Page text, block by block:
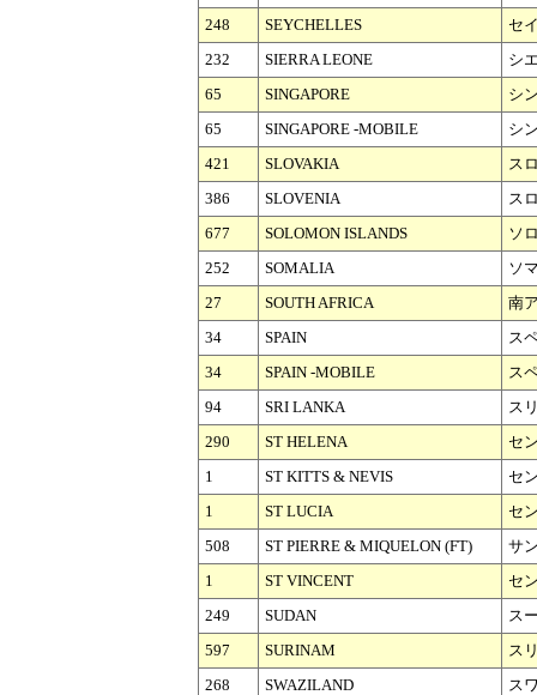
248
SEYCHELLES
セ
232
SIERRA LEONE
シ
65
SINGAPORE
シ
65
SINGAPORE -MOBILE
シ
421
SLOVAKIA
ス
386
SLOVENIA
ス
677
SOLOMON ISLANDS
ソ
252
SOMALIA
ソ
27
SOUTH AFRICA
南
34
SPAIN
ス
34
SPAIN -MOBILE
ス
94
SRI LANKA
ス
290
ST HELENA
セ
1
ST KITTS & NEVIS
セ
1
ST LUCIA
セ
508
ST PIERRE & MIQUELON (FT)
サ
1
ST VINCENT
セ
249
SUDAN
ス
597
SURINAM
ス
268
SWAZILAND ス